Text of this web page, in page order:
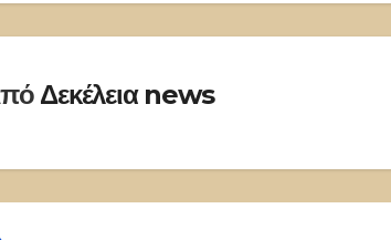
Δεκέλεια news